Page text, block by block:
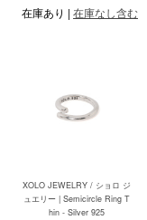
在庫あり | 在庫なし含む
XOLO JEWELRY / ショロ ジ
ュエリー | Semicircle Ring T
hin - Silver 925